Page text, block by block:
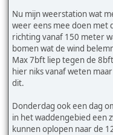
Nu mijn weerstation wat
weer eens mee doen met
richting vanaf 150 meter
bomen wat de wind
Max 7bft liep tegen de
hier niks vanaf weten
dit.
Donderdag ook een dag
in het waddengebied een
kunnen oplopen naar de